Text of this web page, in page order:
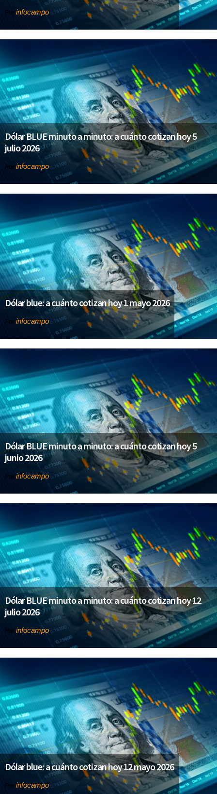
Por infocampo
Dólar BLUE minuto a minuto: a cuánto cotizan hoy 5
julio 2026
Por infocampo
Dólar blue: a cuánto cotizan hoy 1 mayo 2026
Por infocampo
Dólar BLUE minuto a minuto: a cuánto cotizan hoy 5
junio 2026
Por infocampo
Dólar BLUE minuto a minuto: a cuánto cotizan hoy 12
julio 2026
Por infocampo
Dólar blue: a cuánto cotizan hoy 12 mayo 2026
Por infocampo